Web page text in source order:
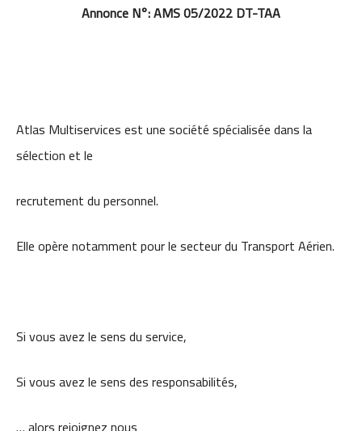
Annonce N°: AMS 05/2022 DT-TAA
Atlas Multiservices est une sociétéspécialisée dans la
sélection et le
recrutement du personnel.
Elle opère notamment pour lesecteur du Transport Aérien.
Si vous avez le sens du service,
Si vous avez le sens desresponsabilités,